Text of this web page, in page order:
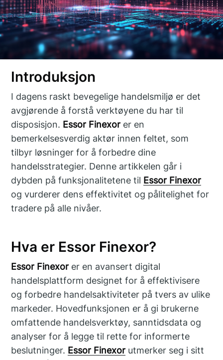
Introduksjon
I dagens raskt bevegelige handelsmiljø er det
avgjørende å forstå verktøyene du har til
disposisjon. Essor Finexor er en
bemerkelsesverdig aktør innen feltet, som
tilbyr løsninger for å forbedre dine
handelsstrategier. Denne artikkelen går i
dybden på funksjonalitetene til Essor Finexor
og vurderer dens effektivitet og pålitelighet for
tradere på alle nivåer.
Hva er Essor Finexor?
Essor Finexor er en avansert digital
handelsplattform designet for å effektivisere
og forbedre handelsaktiviteter på tvers av ulike
markeder. Hovedfunksjonen er å gi brukerne
omfattende handelsverktøy, sanntidsdata og
analyser for å legge til rette for informerte
beslutninger. Essor Finexor utmerker seg i sitt